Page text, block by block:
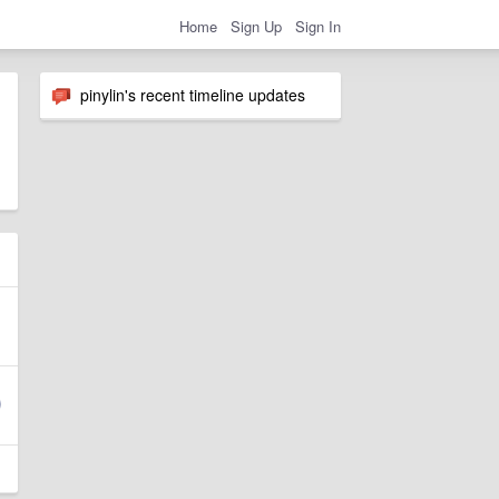
Home Sign Up Sign In
pinylin's recent timeline updates